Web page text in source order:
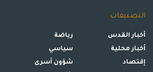
التصنيفات
أخبار القدس
أخبار محلية
إقتصاد
رياضة
سياسي
شؤون أسرى